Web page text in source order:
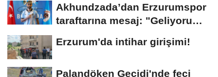
Akhundzada’dan Erzurumspor
taraftarına mesaj: "Geliyorum
Erzurum'da intihar girişimi!
Palandöken Geçidi'nde feci